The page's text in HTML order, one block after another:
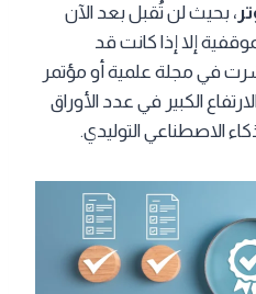
، بحيث لن تُقبل بعد الآن
إلا إذا كانت قد
في مجلة علمية أو مؤتمر
الكبير في عدد الأوراق
الاصطناعي التوليدي.